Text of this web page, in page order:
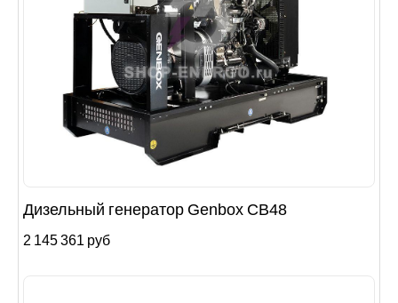
Дизельный генератор Genbox CB48
2 145 361 руб